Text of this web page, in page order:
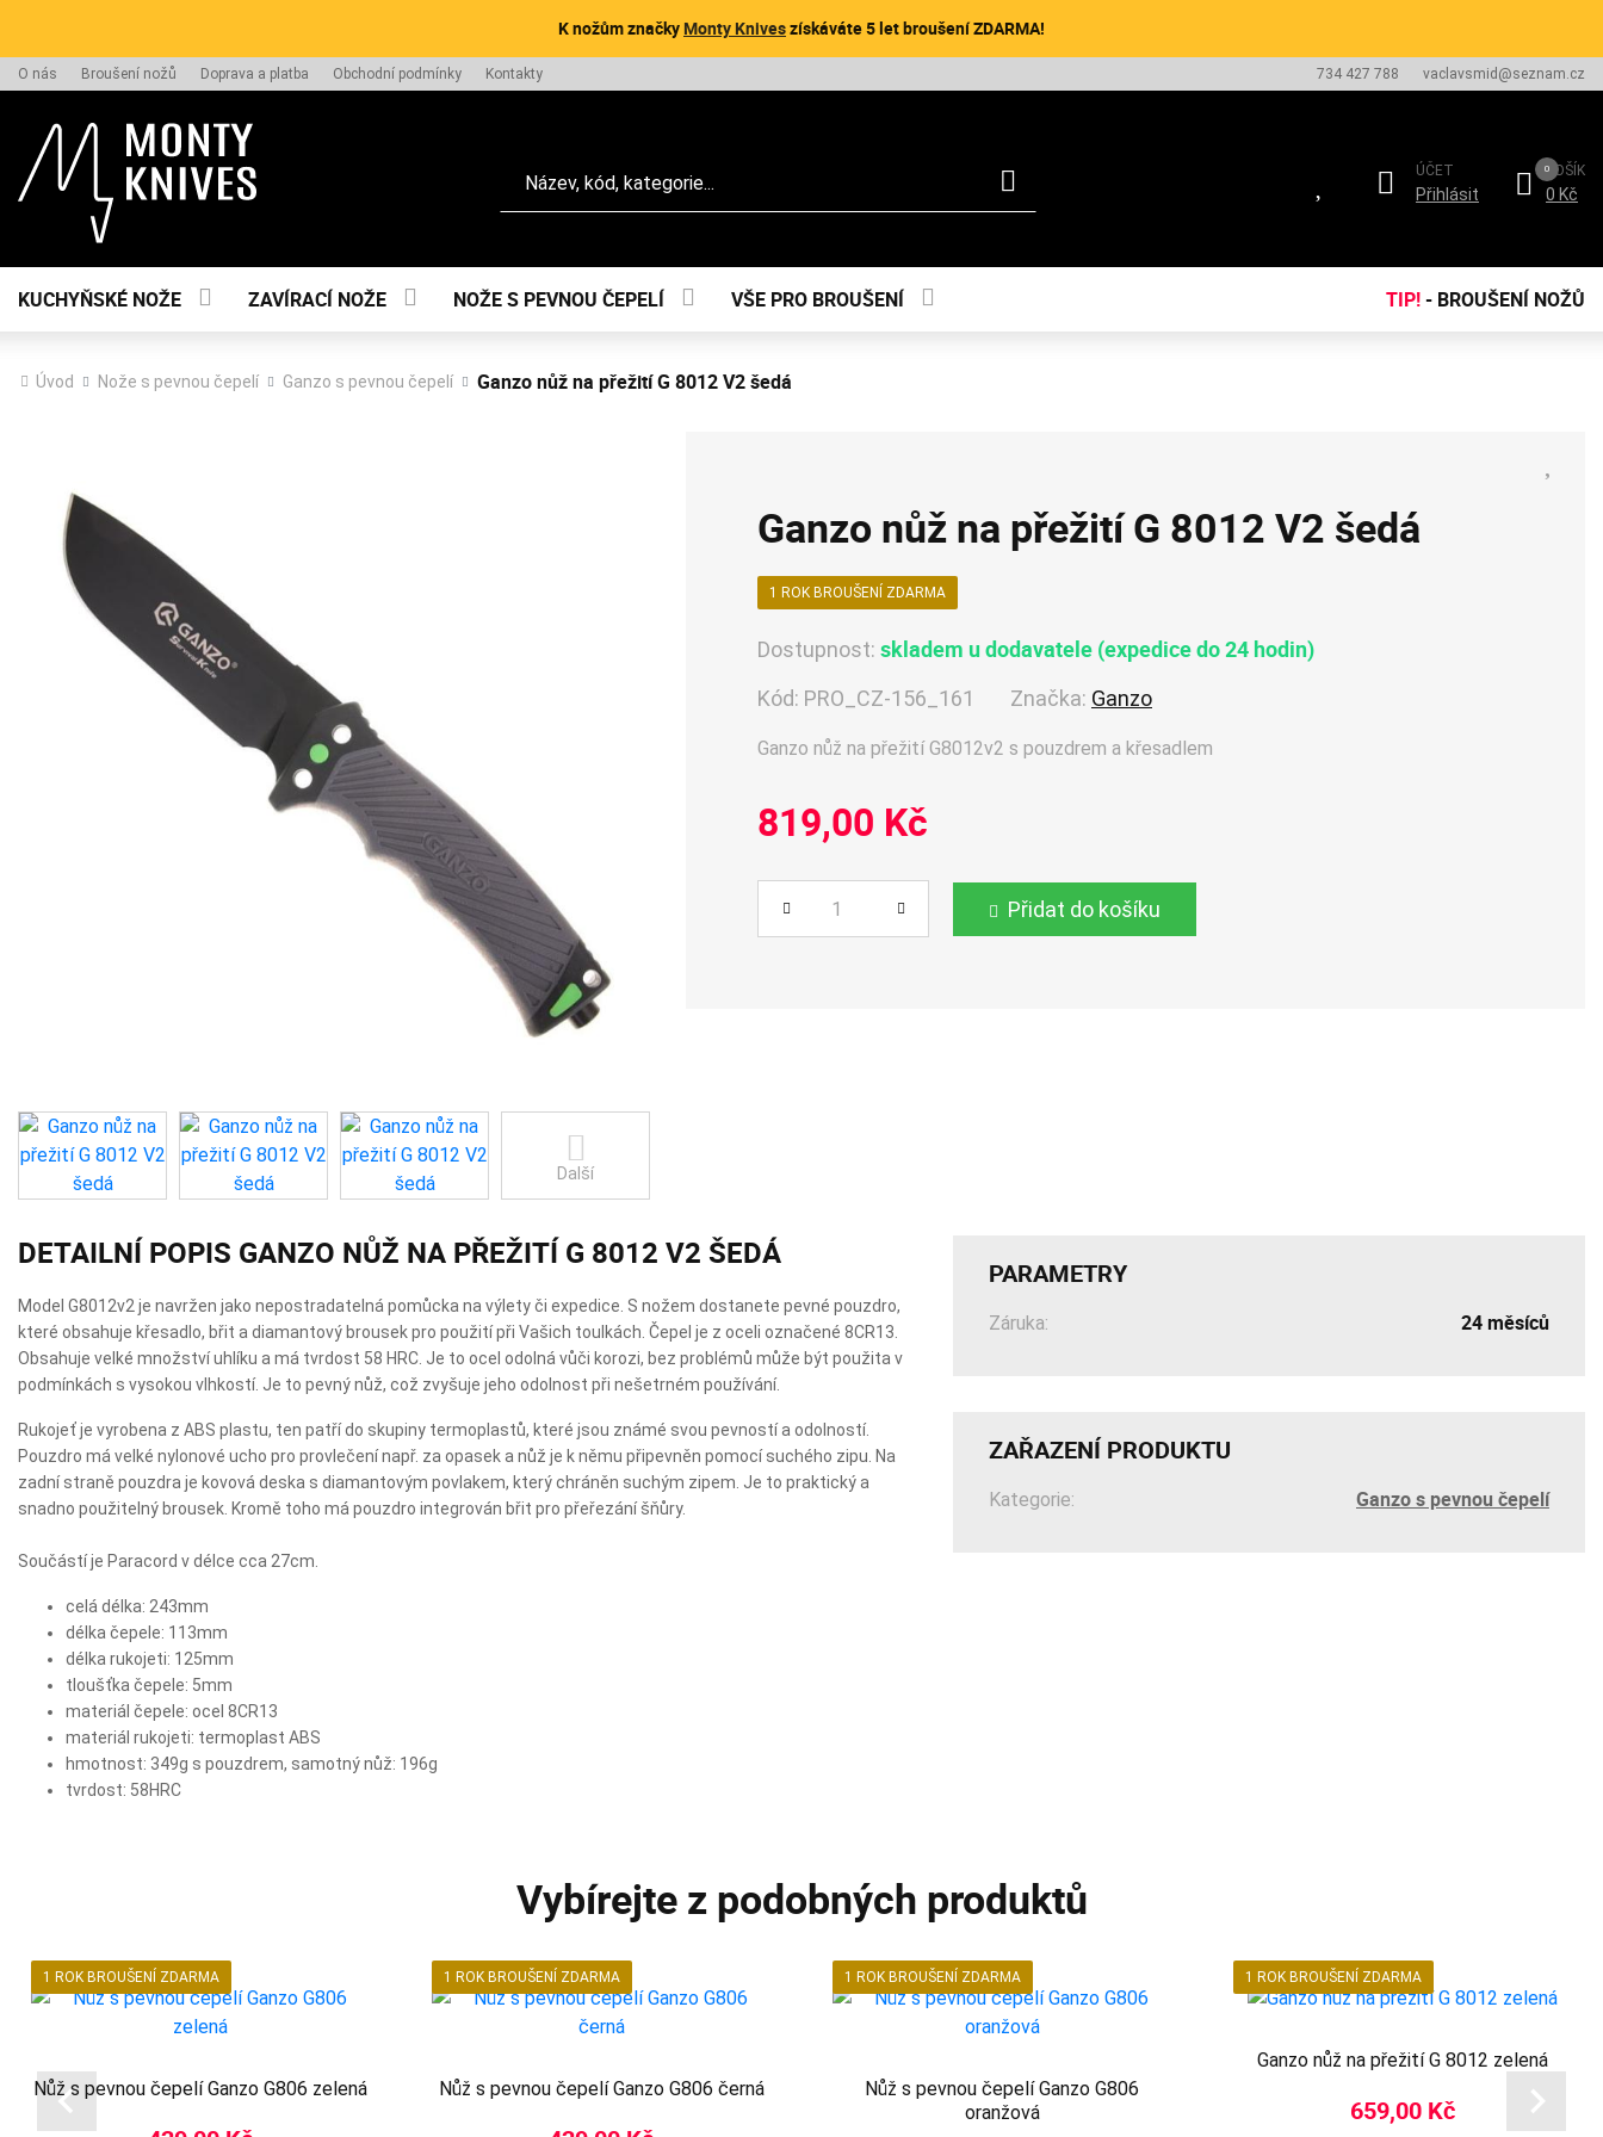
K nožům značkyMonty Kniveszískáváte 5 let broušení ZDARMA!
O nás Broušení nožů Doprava a platba Obchodní podmínky Kontakty 734 427 788 vaclavsmid@seznam.cz
ÚČET
Přihlásit
KOŠÍK
0 Kč
KUCHYŇSKÉ NOŽE ZAVÍRACÍ NOŽE NOŽE S PEVNOU ČEPELÍ VŠE PRO BROUŠENÍ TIP!- BROUŠENÍ NOŽŮ
Úvod Nože s pevnou čepelí Ganzo s pevnou čepelí Ganzo nůž na přežití G 8012 V2 šedá
Další
Ganzo nůž na přežití G 8012 V2 šedá
1 ROK BROUŠENÍ ZDARMA
Dostupnost: skladem u dodavatele (expedice do 24 hodin)
Kód: PRO_CZ-156_161 Značka: Ganzo
Ganzo nůž na přežití G8012v2 s pouzdrem a křesadlem
819,00 Kč
Počet Přidat do košíku
DETAILNÍ POPIS GANZO NŮŽ NA PŘEŽITÍ G 8012 V2 ŠEDÁ
Model G8012v2 je navržen jako nepostradatelná pomůcka na výlety či expedice. S nožem dostanete pevné pouzdro,
které obsahuje křesadlo, břit a diamantový brousek pro použití při Vašich toulkách. Čepel je z oceli označené 8CR13.
Obsahuje velké množství uhlíku a má tvrdost 58 HRC. Je to ocel odolná vůči korozi, bez problémů může být použita v
podmínkách s vysokou vlhkostí. Je to pevný nůž, což zvyšuje jeho odolnost při nešetrném používání.
Rukojeť je vyrobena z ABS plastu, ten patří do skupiny termoplastů, které jsou známé svou pevností a odolností.
Pouzdro má velké nylonové ucho pro provlečení např. za opasek a nůž je k němu připevněn pomocí suchého zipu. Na
zadní straně pouzdra je kovová deska s diamantovým povlakem, který chráněn suchým zipem. Je to praktický a
snadno použitelný brousek. Kromě toho má pouzdro integrován břit pro přeřezání šňůry.
Součástí je Paracord v délce cca 27cm.
celá délka: 243mm
délka čepele: 113mm
délka rukojeti: 125mm
tloušťka čepele: 5mm
materiál čepele: ocel 8CR13
materiál rukojeti: termoplast ABS
hmotnost: 349g s pouzdrem, samotný nůž: 196g
tvrdost: 58HRC
PARAMETRY
Záruka: 24 měsíců
ZAŘAZENÍ PRODUKTU
Kategorie: Ganzo s pevnou čepelí
Vybírejte z podobných produktů
1 ROK BROUŠENÍ ZDARMA
Nůž s pevnou čepelí Ganzo G806 zelená
1 ROK BROUŠENÍ ZDARMA
Nůž s pevnou čepelí Ganzo G806 černá
1 ROK BROUŠENÍ ZDARMA
Nůž s pevnou čepelí Ganzo G806
oranžová
1 ROK BROUŠENÍ ZDARMA
Ganzo nůž na přežití G 8012 zelená
659,00 Kč